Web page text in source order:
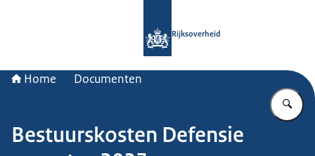
Rijksoverheid
Home Documenten
Bestuurskosten Defensie